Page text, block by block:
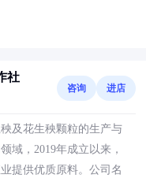
社
咨询 进店
及花生秧颗粒的生产与
域，2019年成立以来，
提供优质原料。公司名